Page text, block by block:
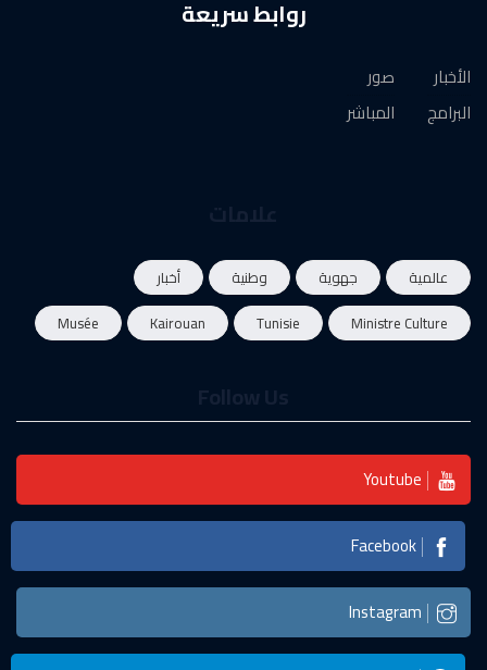
روابط سريعة
الأخبار
البرامج
صور
المباشر
عالمية جهوية وطنية
أخبار
Ministre Culture
Tunisie
Kairouan
Musée
Youtube
Facebook
Instagram